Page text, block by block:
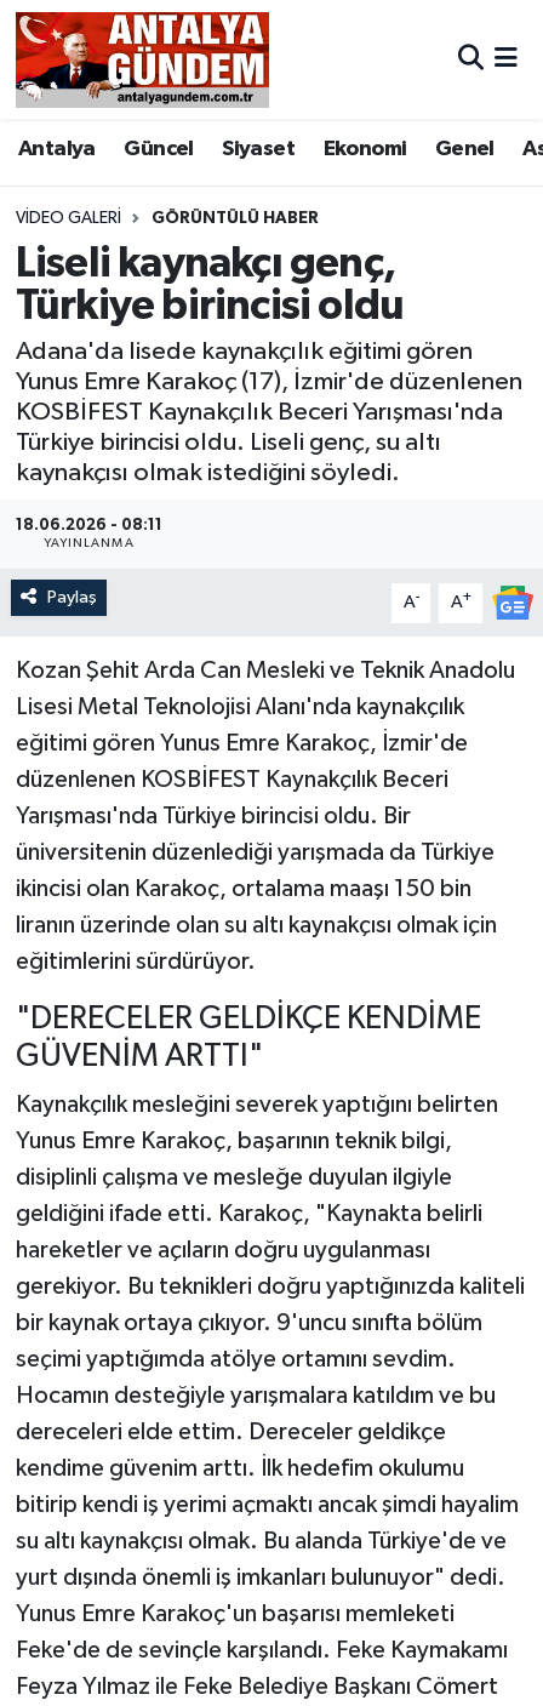
Antalya Güncel Siyaset Ekonomi Genel
VIDEO GALERI GÖRÜNTÜLÜ HABER
Liseli kaynakçı genç,
Türkiye birincisi oldu
Adana'da lisede kaynakçılık eğitimi gören
Yunus Emre Karakoç (17), İzmir'de düzenlenen
KOSBİFEST Kaynakçılık Beceri Yarışması'nda
Türkiye birincisi oldu. Liseli genç, su altı
kaynakçısı olmak istediğini söyledi.
18.06.2026 - 08:11
YAYINLANMA
Paylaş A- A+
Kozan Şehit Arda Can Mesleki ve Teknik Anadolu
Lisesi Metal Teknolojisi Alanı'nda kaynakçılık
eğitimi gören Yunus Emre Karakoç, İzmir'de
düzenlenen KOSBİFEST Kaynakçılık Beceri
Yarışması'nda Türkiye birincisi oldu. Bir
üniversitenin düzenlediği yarışmada da Türkiye
ikincisi olan Karakoç, ortalama maaşı 150 bin
liranın üzerinde olan su altı kaynakçısı olmak için
eğitimlerini sürdürüyor.
"DERECELER GELDİKÇE KENDİME
GÜVENİM ARTTI"
Kaynakçılık mesleğini severek yaptığını belirten
Yunus Emre Karakoç, başarının teknik bilgi,
disiplinli çalışma ve mesleğe duyulan ilgiyle
geldiğini ifade etti. Karakoç, "Kaynakta belirli
hareketler ve açıların doğru uygulanması
gerekiyor. Bu teknikleri doğru yaptığınızda kaliteli
bir kaynak ortaya çıkıyor. 9'uncu sınıfta bölüm
seçimi yaptığımda atölye ortamını sevdim.
Hocamın desteğiyle yarışmalara katıldım ve bu
dereceleri elde ettim. Dereceler geldikçe
kendime güvenim arttı. İlk hedefim okulumu
bitirip kendi iş yerimi açmaktı ancak şimdi hayalim
su altı kaynakçısı olmak. Bu alanda Türkiye'de ve
yurt dışında önemli iş imkanları bulunuyor" dedi.
Yunus Emre Karakoç'un başarısı memleketi
Feke'de de sevinçle karşılandı. Feke Kaymakamı
Feyza Yılmaz ile Feke Belediye Başkanı Cömert
Antalya
Asayiş
Bilim & Teknoloji
Bölge
EĞİTİM
Ekonomi
Genel
Görüntülü Haber
Güncel
Magazin
Resmi İlan
Sağlık & Yaşam
Siyaset
Spor
Antalya Nöbetçi Eczaneler
Antalya Hava Durumu
Antalya Namaz Vakitleri
Antalya Trafik Yoğunluk Haritası
Süper Lig Puan Durumu ve Fikstür
Tüm Manşetler
Son Dakika Haberleri
Haber Arşivi